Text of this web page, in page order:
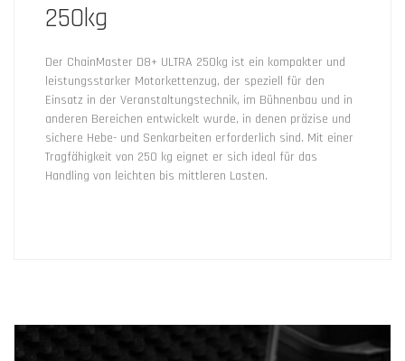
250kg
Der ChainMaster D8+ ULTRA 250kg ist ein kompakter und
leistungsstarker Motorkettenzug, der speziell für den
Einsatz in der Veranstaltungstechnik, im Bühnenbau und in
anderen Bereichen entwickelt wurde, in denen präzise und
sichere Hebe- und Senkarbeiten erforderlich sind. Mit einer
Tragfähigkeit von 250 kg eignet er sich ideal für das
Handling von leichten bis mittleren Lasten.